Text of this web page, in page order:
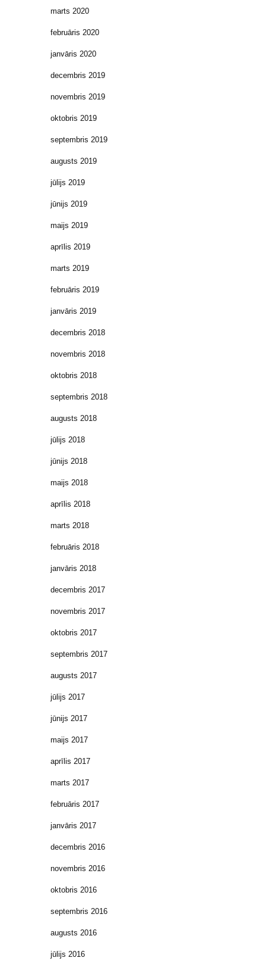
marts 2020
februāris 2020
janvāris 2020
decembris 2019
novembris 2019
oktobris 2019
septembris 2019
augusts 2019
jūlijs 2019
jūnijs 2019
maijs 2019
aprīlis 2019
marts 2019
februāris 2019
janvāris 2019
decembris 2018
novembris 2018
oktobris 2018
septembris 2018
augusts 2018
jūlijs 2018
jūnijs 2018
maijs 2018
aprīlis 2018
marts 2018
februāris 2018
janvāris 2018
decembris 2017
novembris 2017
oktobris 2017
septembris 2017
augusts 2017
jūlijs 2017
jūnijs 2017
maijs 2017
aprīlis 2017
marts 2017
februāris 2017
janvāris 2017
decembris 2016
novembris 2016
oktobris 2016
septembris 2016
augusts 2016
jūlijs 2016